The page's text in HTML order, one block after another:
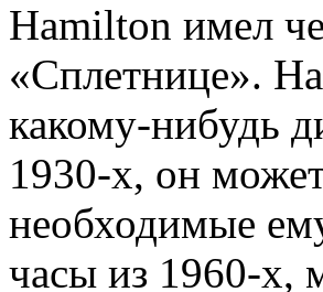
Hamilton имел
«Сплетнице».
какому-нибудь
1930-х, он
необходимые
часы из 1960-х,